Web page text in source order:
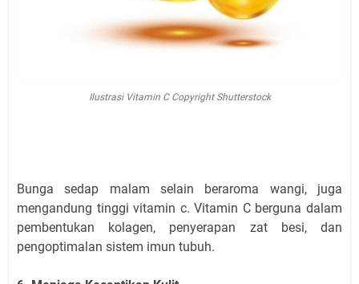
Ilustrasi Vitamin C Copyright Shutterstock
Bunga sedap malam selain beraroma wangi, juga
mengandung tinggi vitamin c. Vitamin C berguna dalam
pembentukan kolagen, penyerapan zat besi, dan
pengoptimalan sistem imun tubuh.